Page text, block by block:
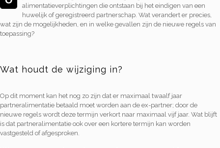
alimentatieverplichtingen die ontstaan bij het eindigen van een
huwelijk of geregistreerd partnerschap. Wat verandert er precies,
wat zijn de mogelijkheden, en in welke gevallen zijn de nieuwe regels van
toepassing?
Wat houdt de wijziging in?
Op dit moment kan het nog zo zijn dat er maximaal twaalf jaar
partneralimentatie betaald moet worden aan de ex-partner; door de
nieuwe regels wordt deze termijn verkort naar maximaal vijf jaar. Wat blijft
is dat partneralimentatie ook over een kortere termijn kan worden
vastgesteld of afgesproken.